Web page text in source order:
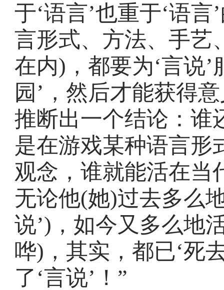
于‘语言’也重于‘语
言形式、方法、手艺
在内)，都要为‘言说’
园’，然后才能获得
推断出一个结论：谁
是在游戏某种语言形
观念，谁就能活在当
无论他(她)过去多么
说’)，如今又多么地
哗)，其实，都已‘死
了‘言说’！”